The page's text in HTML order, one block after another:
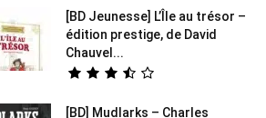
[BD Jeunesse] L’Île au trésor –
édition prestige, de David
Chauvel...
[BD] Mudlarks – Charles